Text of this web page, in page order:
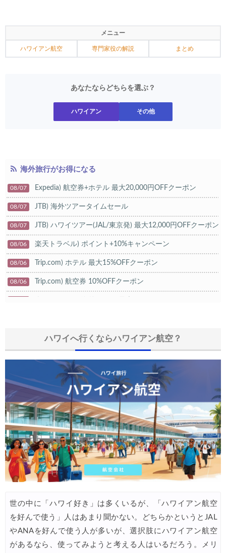
メニュー
ハワイアン航空 専門家役の解説 まとめ
あなたならどちらを選ぶ？
ハワイアン その他
海外旅行がお得になる
08/07 Expedia) 航空券+ホテル 最大20,000円OFFクーポン
08/07 JTB) 海外ツアータイムセール
08/07 JTB) ハワイツアー(JAL/東京発) 最大12,000円OFFクーポン
08/06 楽天トラベル) ポイント+10%キャンペーン
08/06 Trip.com) ホテル 最大15%OFFクーポン
08/06 Trip.com) 航空券 10%OFFクーポン
HIS) 航空券/航空券+ホテル 最大30,000円CB
Trip.com) 海外ホテル2%OFFクーポン TRIP1
08/01 エアトリ) 海外航空券(60日前) 1,000円OFFクーポン
08/01 Trip.com) 海外航空券1%OFFクーポン TRIP2
07/27 Trip.com) タイ旅行 最大50%OFFセール
07/30 Trip.com) ホテル 1,500円OFFクーポン
07/30 楽天トラベル) 海外ツアー 最大10,000円OFFクーポン
07/27 Trip.com) NY/ロンドン/タイ ホテル 10%OFFクーポン
07/25 楽天トラベル) 海外ツアー 最大30,000円OFFクーポン
ハワイへ行くならハワイアン航空？
世の中に「ハワイ好き」は多くいるが、「ハワイアン航空
を好んで使う」人はあまり聞かない。どちらかというとJAL
やANAを好んで使う人が多いが、選択肢にハワイアン航空
があるなら、使ってみようと考える人はいるだろう。メリ